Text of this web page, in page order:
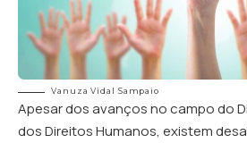
Vanuza Vidal Sampaio
Apesar dos avanços no campo do
dos Direitos Humanos, existem